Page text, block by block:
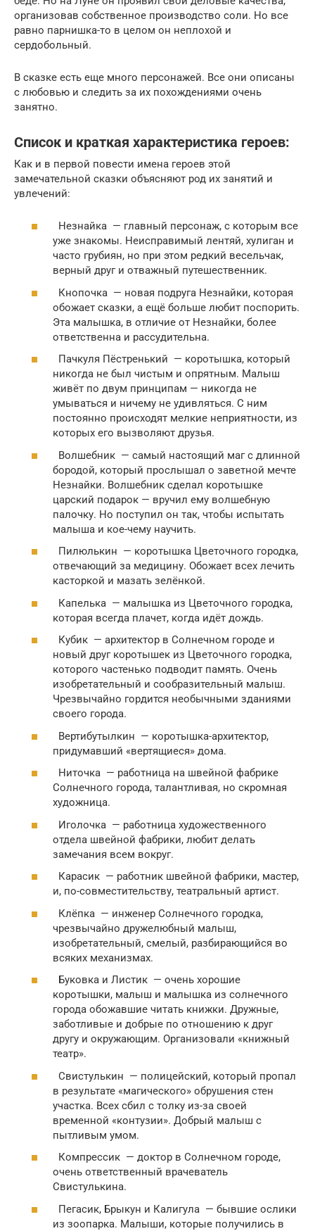
организовав собственное производство соли. Но все
равно парнишка-то в целом он неплохой и
сердобольный.
В сказке есть еще много персонажей. Все они описаны
с любовью и следить за их похождениями очень
занятно.
Список и краткая характеристика героев:
Как и в первой повести имена героев этой
замечательной сказки объясняют род их занятий и
увлечений:
Незнайка — главный персонаж, с которым все
уже знакомы. Неисправимый лентяй, хулиган и
часто грубиян, но при этом редкий весельчак,
верный друг и отважный путешественник.
Кнопочка — новая подруга Незнайки, которая
обожает сказки, а ещё больше любит поспорить.
Эта малышка, в отличие от Незнайки, более
ответственна и рассудительна.
Пачкуля Пёстренький — коротышка, который
никогда не был чистым и опрятным. Малыш
живёт по двум принципам — никогда не
умываться и ничему не удивляться. С ним
постоянно происходят мелкие неприятности, из
которых его вызволяют друзья.
Волшебник — самый настоящий маг с длинной
бородой, который прослышал о заветной мечте
Незнайки. Волшебник сделал коротышке
царский подарок — вручил ему волшебную
палочку. Но поступил он так, чтобы испытать
малыша и кое-чему научить.
Пилюлькин — коротышка Цветочного городка,
отвечающий за медицину. Обожает всех лечить
касторкой и мазать зелёнкой.
Капелька — малышка из Цветочного городка,
которая всегда плачет, когда идёт дождь.
Кубик — архитектор в Солнечном городе и
новый друг коротышек из Цветочного городка,
которого частенько подводит память. Очень
изобретательный и сообразительный малыш.
Чрезвычайно гордится необычными зданиями
своего города.
Вертибутылкин — коротышка-архитектор,
придумавший «вертящиеся» дома.
Ниточка — работница на швейной фабрике
Солнечного города, талантливая, но скромная
художница.
Иголочка — работница художественного
отдела швейной фабрики, любит делать
замечания всем вокруг.
Карасик — работник швейной фабрики, мастер,
и, по-совместительству, театральный артист.
Клёпка — инженер Солнечного городка,
чрезвычайно дружелюбный малыш,
изобретательный, смелый, разбирающийся во
всяких механизмах.
Буковка и Листик — очень хорошие
коротышки, малыш и малышка из солнечного
города обожавшие читать книжки. Дружные,
заботливые и добрые по отношению к друг
другу и окружающим. Организовали «книжный
театр».
Свистулькин — полицейский, который пропал
в результате «магического» обрушения стен
участка. Всех сбил с толку из-за своей
временной «контузии». Добрый малыш с
пытливым умом.
Компрессик — доктор в Солнечном городе,
очень ответственный врачеватель
Свистулькина.
Пегасик, Брыкун и Калигула — бывшие ослики
из зоопарка. Малыши, которые получились в